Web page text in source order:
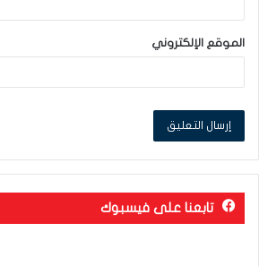
الموقع الإلكتروني
تابعنا على فيسبوك